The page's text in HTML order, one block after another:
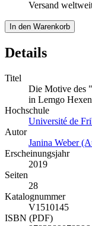
Versand
In den Warenkorb
Details
Titel
Die Motive des
in Lemgo
Hochschule
Université de
Autor
Janina Weber
Erscheinungsjahr
2019
Seiten
28
Katalognummer
V1510145
ISBN (PDF)